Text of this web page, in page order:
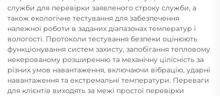
служби для перевірки заявленого строку служби, а
також екологічне тестування для забезпечення
належної роботи в заданих діапазонах температур і
вологості. Протоколи тестування безпеки оцінюють
функціонування систем захисту, запобігання тепловому
некерованому розширенню та механічну цілісність за
різних умов навантаження, включаючи вібрацію, ударні
навантаження та екстремальні температури. Переваги
для клієнтів виходять за межі простої перевірки